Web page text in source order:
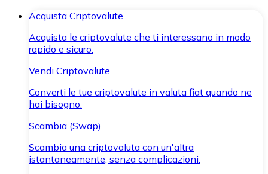
Acquista Criptovalute
Acquista le criptovalute che ti interessano in modo
rapido e sicuro.
Vendi Criptovalute
Converti le tue criptovalute in valuta fiat quando ne
hai bisogno.
Scambia (Swap)
Scambia una criptovaluta con un'altra
istantaneamente, senza complicazioni.